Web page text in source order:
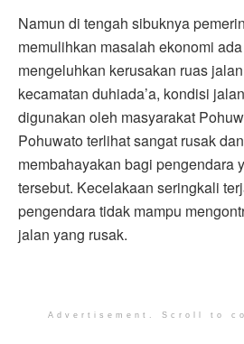
Namun di tengah sibuknya
memulihkan masalah ekonomi
mengeluhkan kerusakan ruas
kecamatan duhiada’a, kondisi
digunakan oleh masyarakat
Pohuwato terlihat sangat rusak
membahayakan bagi pengendara
tersebut. Kecelakaan seringkali
pengendara tidak mampu
jalan yang rusak.
Advertisement. Scroll to